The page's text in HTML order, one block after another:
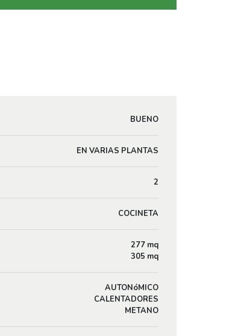
BUENO
EN VARIAS PLANTAS
2
COCINETA
277 mq
305 mq
AUTONóMICO
CALENTADORES
METANO